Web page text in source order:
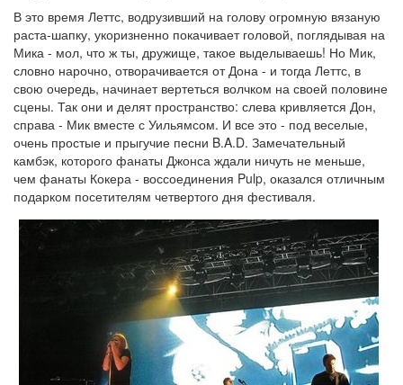
В это время Леттс, водрузивший на голову огромную вязаную
раста-шапку, укоризненно покачивает головой, поглядывая на
Мика - мол, что ж ты, дружище, такое выделываешь! Но Мик,
словно нарочно, отворачивается от Дона - и тогда Леттс, в
свою очередь, начинает вертеться волчком на своей половине
сцены. Так они и делят пространство: слева кривляется Дон,
справа - Мик вместе с Уильямсом. И все это - под веселые,
очень простые и прыгучие песни B.A.D. Замечательный
камбэк, которого фанаты Джонса ждали ничуть не меньше,
чем фанаты Кокера - воссоединения Pulp, оказался отличным
подарком посетителям четвертого дня фестиваля.